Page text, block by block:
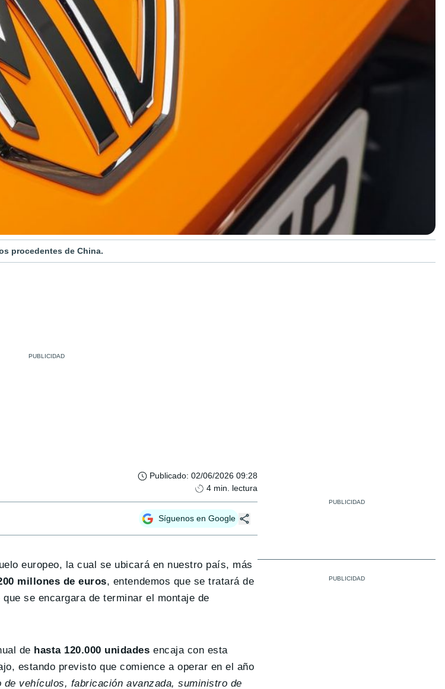
procedentes de China.
Publicado: 02/06/2026 09:28
4 min. lectura
Síguenos en Google
europeo, la cual se ubicará en nuestro país, más
millones de euros, entendemos que se tratará de
se encargara de terminar el montaje de
de hasta 120.000 unidades encaja con esta
estando previsto que comience a operar en el año
vehículos, fabricación avanzada, suministro de